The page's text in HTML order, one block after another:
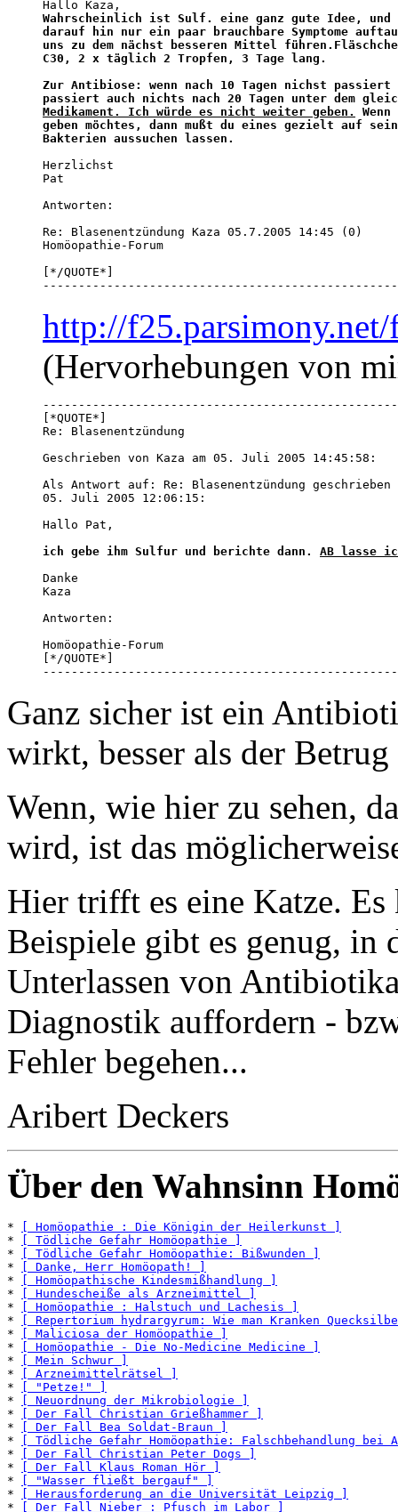
Wahrscheinlich ist Sulf. eine ganz gute Idee, und
darauf hin nur ein paar brauchbare Symptome
uns zu dem nächst besseren Mittel
C30, 2 x täglich 2 Tropfen, 3 Tage lang.
Zur Antibiose: wenn nach 10 Tagen nichst
Medikament. Ich würde es nicht weiter geben.
geben möchtes, dann mußt du eines gezielt auf
Bakterien aussuchen lassen.
Herzlichst
Pat
Antworten:
Re: Blasenentzündung Kaza 05.7.2005 14:45 (0)
[*/QUOTE*]
http://
(Hervorhebungen von
[*QUOTE*]
Re: Blasenentzündung
Geschrieben von Kaza am 05. Juli 2005 14:45:58:
Als Antwort auf: Re: Blasenentzündung
05. Juli 2005 12:06:15:
Hallo Pat,
ich gebe ihm Sulfur und berichte dann. AB lasse
Danke
Kaza
Antworten:
Homöopathie-Forum
[*/QUOTE*]
Ganz sicher ist ein
wirkt, besser als der
Wenn, wie hier zu sehen,
wird, ist das
Hier trifft es eine Katze.
Beispiele gibt es genug, in
Unterlassen von
Diagnostik auffordern -
Fehler begehen...
Aribert Deckers
Über den Wahnsinn
*
[ Homöopathie : Die Königin der Heilerkunst ]
*
[ Tödliche Gefahr Homöopathie ]
*
[ Tödliche Gefahr Homöopathie: Bißwunden ]
*
[ Danke, Herr Homöopath! ]
*
[ Homöopathische Kindesmißhandlung ]
*
[ Hundescheiße als Arzneimittel ]
*
[ Homöopathie : Halstuch und Lachesis ]
*
[ Repertorium hydrargyrum: Wie man Kranken
*
[ Maliciosa der Homöopathie ]
*
[ Homöopathie - Die No-Medicine Medicine ]
*
[ Mein Schwur ]
*
[ Arzneimittelrätsel ]
*
[ "Petze!" ]
*
[ Neuordnung der Mikrobiologie ]
*
[ Der Fall Christian Grießhammer ]
*
[ Der Fall Bea Soldat-Braun ]
*
[ Tödliche Gefahr Homöopathie: Falschbehandlung bei
*
[ Der Fall Christian Peter Dogs ]
*
[ Der Fall Klaus Roman Hör ]
*
[ "Wasser fließt bergauf" ]
*
[ Herausforderung an die Universität Leipzig ]
*
[ Der Fall Nieber : Pfusch im Labor ]